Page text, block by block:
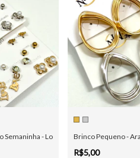
Semaninha - Love e Flor - Dourado e Prata
Brinco Pequeno -
R$5,00